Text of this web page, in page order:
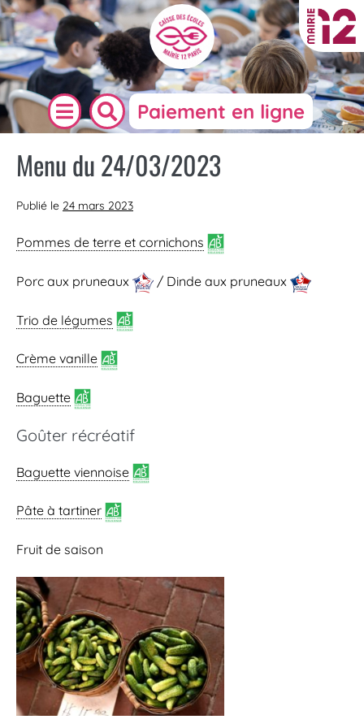
Paiement en ligne
Menu du 24/03/2023
Publié le 24 mars 2023
Pommes de terre et cornichons
Porc aux pruneaux / Dinde aux pruneaux
Trio de légumes
Crème vanille
Baguette
Goûter récréatif
Baguette viennoise
Pâte à tartiner
Fruit de saison